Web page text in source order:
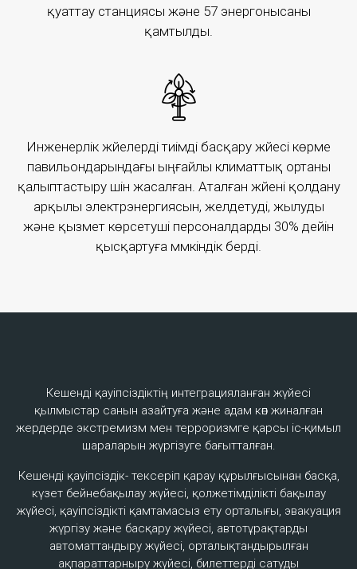
қуаттау станциясы және 57 энергонысаны
қамтылды.
Инженерлік жүйелерді тиімді басқару жүйесі көрме
павильондарындағы ыңғайлы климаттық ортаны
қалыптастыру үшін жасалған. Аталған жүйені қолдану
арқылы электрэнергиясын, желдетуді, жылуды
және қызмет көрсетуші персоналдарды 30% дейін
қысқартуға мүмкіндік берді.
Кешенді қауіпсіздіктің интеграцияланған жүйесі
қылмыстар санын азайтуға және адам көп жиналған
жердерде экстремизм мен терроризмге қарсы іс-қимыл
шараларын жүргізуге бағытталған.
Кешенді қауіпсіздік- тексеріп қарау құрылғысынан басқа,
күзет бейнебақылау жүйесі, қолжетімділікті бақылау
жүйесі, қауіпсіздікті қамтамасыз ету орталығы, эвакуация
жүргізу және басқару жүйесі, автотұрақтарды
автоматтандыру жүйесі, орталықтандырылған
ақпараттарныру жүйесі, билеттерді сатуды
«Магистраль» АБЖ
«Магистраль» АБЖ жобасы - темір жол
саласындағы жол инфрақұрылымын автоматты
басқару жүйесі.
Кешенді қауіпсіздік
Кешенді қауіпсіздіктің интеграцияланған жүйесі